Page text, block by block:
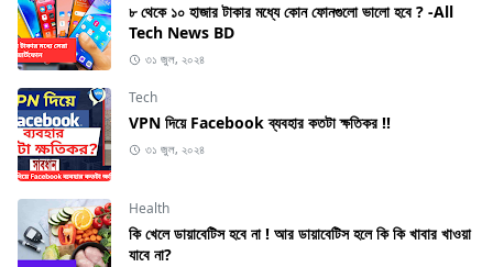
৮ থেকে ১০ হাজার টাকার মধ্যে কোন ফোনগুলো ভালো হবে ? -All
Tech News BD
৩১ জুল, ২০২৪
Tech
VPN দিয়ে Facebook ব্যবহার কতটা ক্ষতিকর !!
৩১ জুল, ২০২৪
Health
কি খেলে ডায়াবেটিস হবে না ! আর ডায়াবেটিস হলে কি কি খাবার খাওয়া
যাবে না?